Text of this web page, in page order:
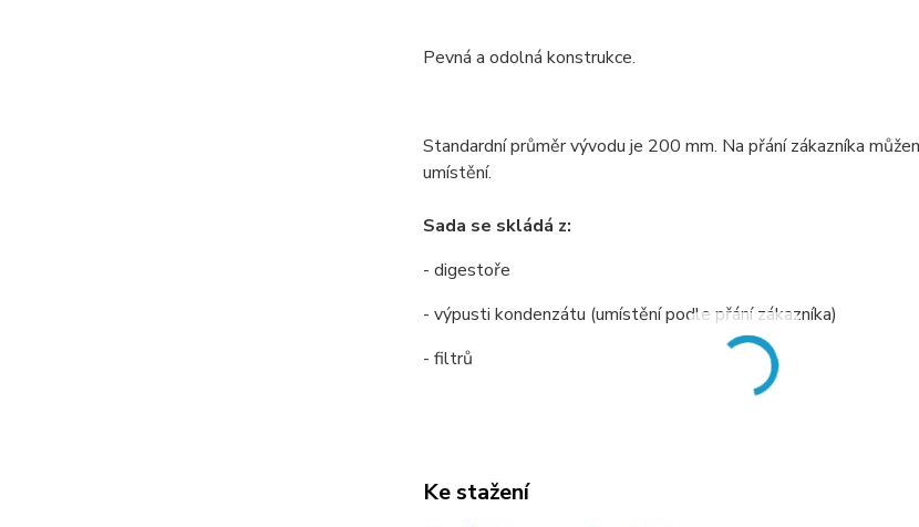
Pevná a odolná konstrukce.
Standardní průměr vývodu je 200 mm. Na přání zákazníka
umístění.
Sada se skládá z:
- digestoře
- výpusti kondenzátu (umístění podle přání zákazníka)
- filtrů
Ke stažení